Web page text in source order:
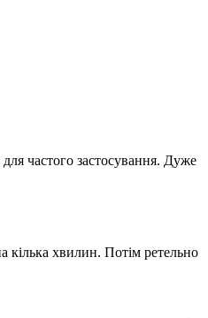
частого застосування. Дуже
кілька хвилин. Потім ретельно